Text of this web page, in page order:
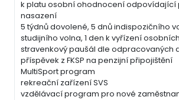
k platu osobní ohodnocení odpovídající
nasazení
5 týdnů dovolené, 5 dnů indispozičního
studijního volna, 1 den k vyřízení
stravenkový paušál dle odpracovaných
příspěvek z FKSP na penzijní připojištění
MultiSport program
rekreační zařízení SVS
vzdělávací program pro nové